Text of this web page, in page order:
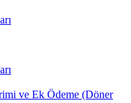
ve Ek Ödeme (Döner